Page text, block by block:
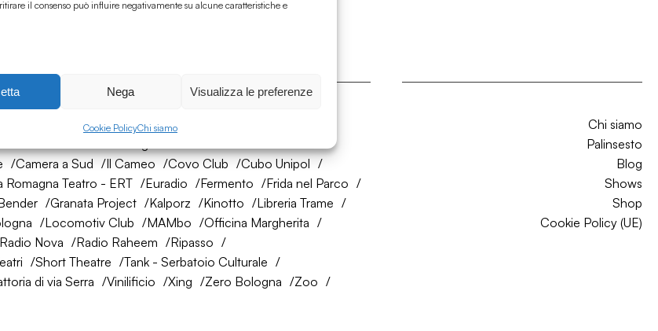
il consenso può influire negativamente su alcune caratteristiche e
Nega Visualizza le preferenze
Cookie PolicyChi siamo
Camera a Sud Il Cameo Covo Club
Cubo Unipol
Romagna Teatro - ERT Euradio Fermento
Frida nel Parco
Granata Project Kalporz Kinotto
Libreria Trame
Locomotiv Club MAMbo
Officina Margherita
Radio Nova Radio Raheem
Ripasso
Short Theatre
Tank - Serbatoio Culturale
di via Serra Vinilificio Xing Zero Bologna Zoo
Chi siamo
Palinsesto
Blog
Shows
Shop
Cookie Policy (UE)